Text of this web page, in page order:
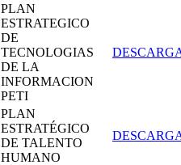
PLAN
ESTRATEGICO
DE
TECNOLOGIAS
DE LA
INFORMACION
PETI
PLAN
ESTRATÉGICO
DE TALENTO
HUMANO